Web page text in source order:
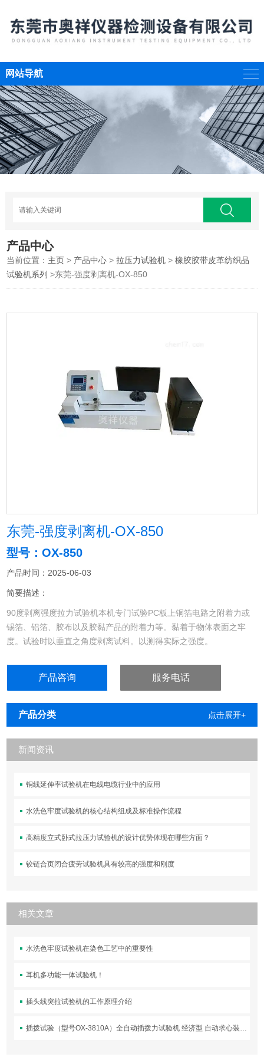
网站导航
产品中心
当前位置： 主页 > 产品中心 >拉压力试验机 >橡胶胶带皮革纺织品
试验机系列 >东莞-强度剥离机-OX-850
东莞-强度剥离机-OX-850
型号：OX-850
产品时间：2025-06-03
简要描述：
90度剥离强度拉力试验机本机专门试验PC板上铜箔电路之附着力或
锡箔、铝箔、胶布以及胶黏产品的附着力等。黏着于物体表面之牢
度。试验时以垂直之角度剥离试料。以测得实际之强度。
产品咨询 服务电话
产品分类 点击展开+
新闻资讯
铜线延伸率试验机在电线电缆行业中的应用
水洗色牢度试验机的核心结构组成及标准操作流程
高精度立式卧式拉压力试验机的设计优势体现在哪些方面？
铰链合页闭合疲劳试验机具有较高的强度和刚度
相关文章
水洗色牢度试验机在染色工艺中的重要性
耳机多功能一体试验机！
插头线突拉试验机的工作原理介绍
插拨试验（型号OX-3810A）全自动插拨力试验机 经济型 自动求心装置，解決各種連接器測試的夾具問題